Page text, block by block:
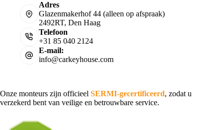
Adres
Glazenmakerhof 44 (alleen op afspraak)
2492RT, Den Haag
Telefoon
+31 85 040 2124
E-mail:
info@carkeyhouse.com
Onze monteurs zijn officieel SERMI-gecertificeerd, zodat u
verzekerd bent van veilige en betrouwbare service.